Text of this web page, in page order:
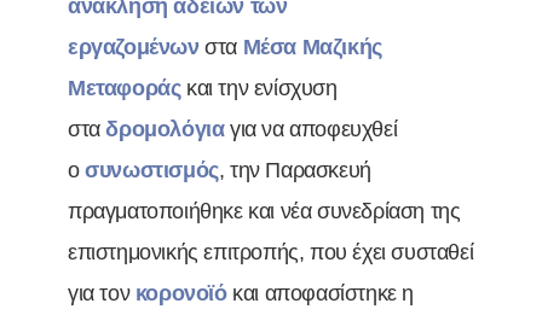
ανάκληση αδειών των
εργαζομένωνστα Μέσα Μαζικής
Μεταφοράςκαι την ενίσχυση
σταδρομολόγιαγια να αποφευχθεί
οσυνωστισμός, την Παρασκευή
πραγματοποιήθηκε και νέα συνεδρίαση της
επιστημονικής επιτροπής, που έχει συσταθεί
για τον κορονοϊόκαι αποφασίστηκε η